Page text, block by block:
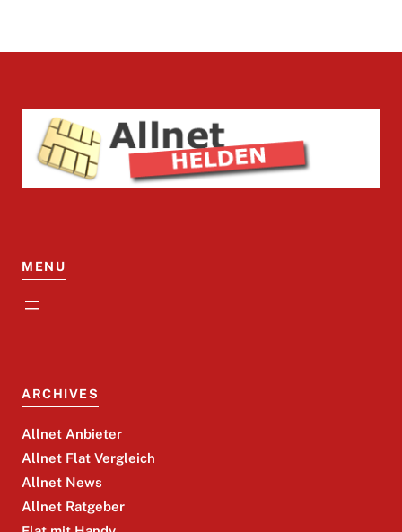
MENU
ARCHIVES
Allnet Anbieter
Allnet Flat Vergleich
Allnet News
Allnet Ratgeber